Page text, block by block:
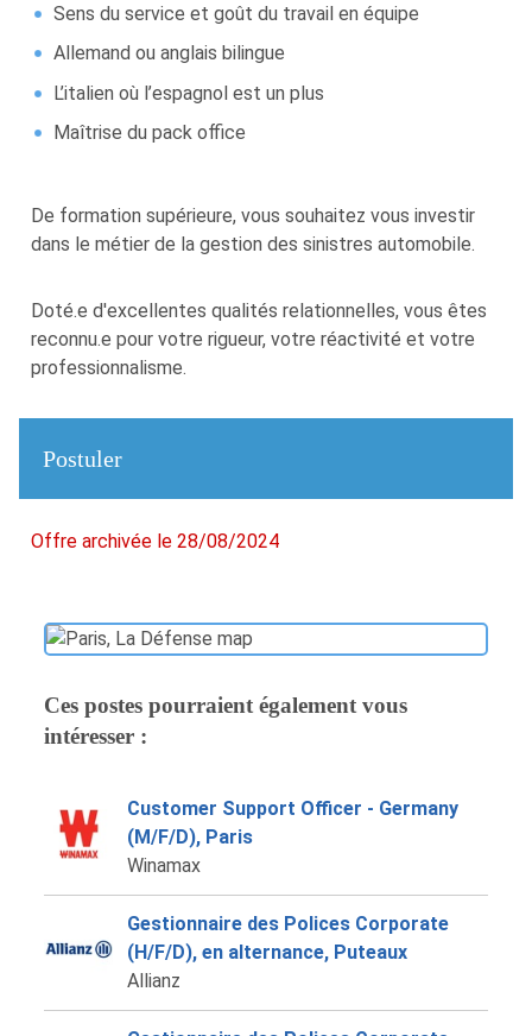
Sens du service et goût du travail en équipe
Allemand ou anglais bilingue
L’italien où l’espagnol est un plus
Maîtrise du pack office
De formation supérieure, vous souhaitez vous investir
dans le métier de la gestion des sinistres automobile.
Doté.e d'excellentes qualités relationnelles, vous êtes
reconnu.e pour votre rigueur, votre réactivité et votre
professionnalisme.
Postuler
Offre archivée le 28/08/2024
Ces postes pourraient également vous
intéresser :
Customer Support Officer - Germany
(M/F/D), Paris
Winamax
Gestionnaire des Polices Corporate
(H/F/D), en alternance, Puteaux
Allianz